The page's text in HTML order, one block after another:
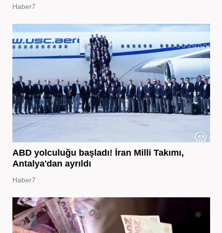
Haber7
ABD yolculuğu başladı! İran Milli Takımı,
Antalya'dan ayrıldı
Haber7